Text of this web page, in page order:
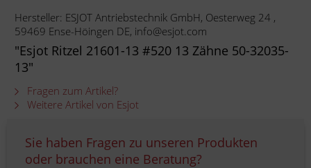
Hersteller: ESJOT Antriebstechnik GmbH, Oesterweg 24 ,
59469 Ense-Höingen DE, info@esjot.com
"Esjot Ritzel 21601-13 #520 13 Zähne 50-32035-
13"
Fragen zum Artikel?
Weitere Artikel von Esjot
Sie haben Fragen zu unseren Produkten
oder brauchen eine Beratung?